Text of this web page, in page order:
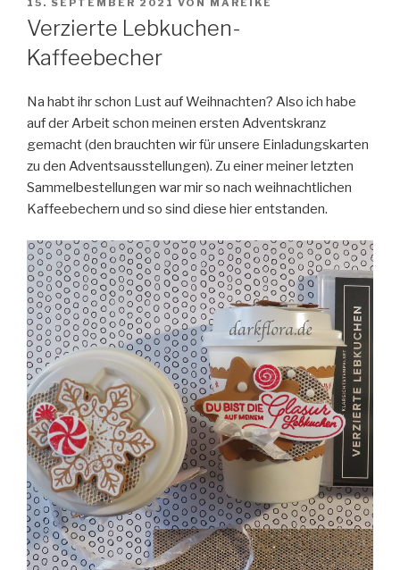
AM
15. SEPTEMBER 2021 VON MAREIKE
Verzierte Lebkuchen-
Kaffeebecher
Na habt ihr schon Lust auf Weihnachten? Also ich habe
auf der Arbeit schon meinen ersten Adventskranz
gemacht (den brauchten wir für unsere Einladungskarten
zu den Adventsausstellungen). Zu einer meiner letzten
Sammelbestellungen war mir so nach weihnachtlichen
Kaffeebechern und so sind diese hier entstanden.